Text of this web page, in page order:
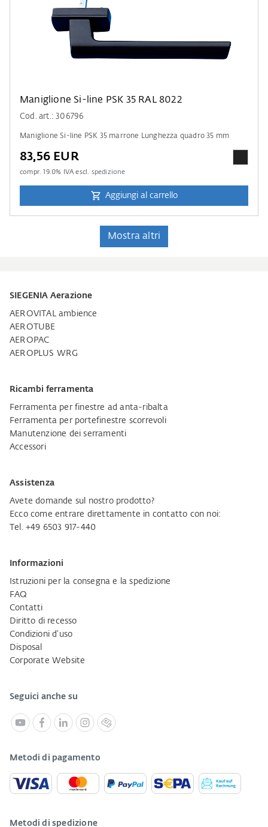
Maniglione Si-line PSK 35 RAL 8022
Cod. art.: 306796
Maniglione Si-line PSK 35 marrone Lunghezza quadro 35 mm
83,56 EUR
compr.19.0% IVA escl. spedizione
Aggiungi al carrello
Mostra altri
SIEGENIA Aerazione
AEROVITAL ambience
AEROTUBE
AEROPAC
AEROPLUS WRG
Ricambi ferramenta
Ferramenta per finestre ad anta-ribalta
Ferramenta per portefinestre scorrevoli
Manutenzione dei serramenti
Accessori
Assistenza
Avete domande sul nostro prodotto?
Ecco come entrare direttamente in contatto con noi:
Tel. +49 6503 917-440
Informazioni
Istruzioni per la consegna e la spedizione
FAQ
Contatti
Diritto di recesso
Condizioni d'uso
Disposal
Corporate Website
Seguici anche su
Metodi di pagamento
Metodi di spedizione